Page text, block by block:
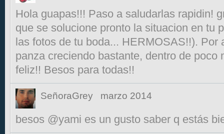
Hola guapas!!! Paso a saludarlas rapidin!
que se solucione pronto la situacion en tu
las fotos de tu boda... HERMOSAS!!). Por
panza creciendo bastante, dentro de poco
feliz!! Besos para todas!!
SeñoraGrey marzo 2014
besos @yami es un gusto saber q estás